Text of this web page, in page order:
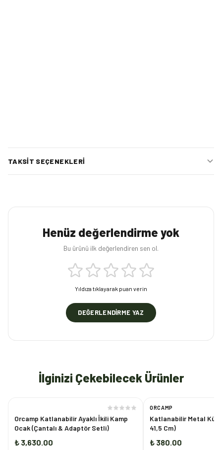
TAKSIT SEÇENEKLERI
Henüz değerlendirme yok
Bu ürünü ilk değerlendiren sen ol.
Yıldıza tıklayarak puan verin
DEĞERLENDIRME YAZ
İlginizi Çekebilecek Ürünler
Orcamp Katlanabilir Ayaklı İkili Kamp
Ocak (Çantalı & Adaptör Setli)
₺ 3,630.00
ORCAMP
Katlanabilir Metal
41,5 Cm)
₺ 380.00